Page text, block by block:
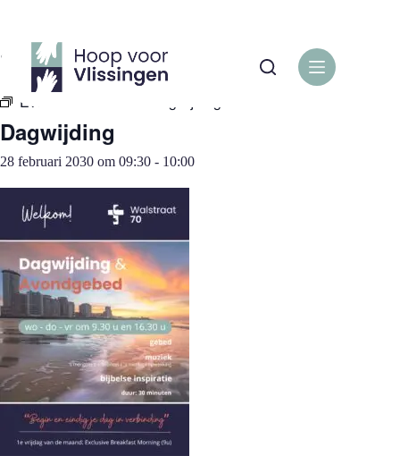
inhoud
« Alle Evenementen
Evenementenreeks:
Dagwijding
28 februari 2030 om 09:30 - 10:00